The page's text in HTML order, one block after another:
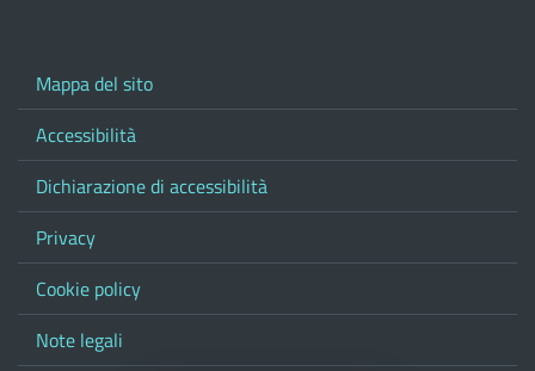
Mappa del sito
Accessibilità
Dichiarazione di accessibilità
Privacy
Cookie policy
Note legali